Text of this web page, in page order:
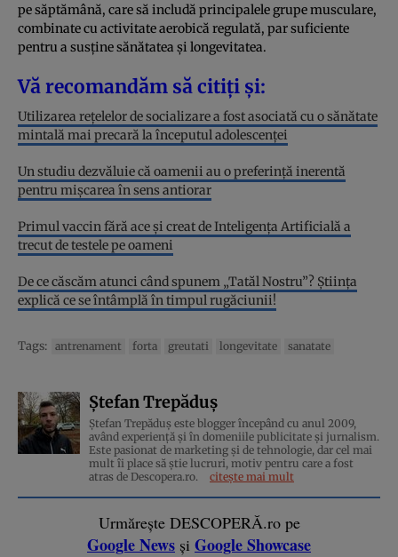
pe săptămână, care să includă principalele grupe musculare,
combinate cu activitate aerobică regulată, par suficiente
pentru a susține sănătatea și longevitatea.
Vă recomandăm să citiți și:
Utilizarea rețelelor de socializare a fost asociată cu o sănătate
mintală mai precară la începutul adolescenței
Un studiu dezvăluie că oamenii au o preferință inerentă
pentru mișcarea în sens antiorar
Primul vaccin fără ace și creat de Inteligența Artificială a
trecut de testele pe oameni
De ce căscăm atunci când spunem „Tatăl Nostru”? Știința
explică ce se întâmplă în timpul rugăciunii!
Tags: antrenament forta greutati longevitate sanatate
Ștefan Trepăduș
Ștefan Trepăduș este blogger începând cu anul 2009,
având experiență și în domeniile publicitate și jurnalism.
Este pasionat de marketing și de tehnologie, dar cel mai
mult îi place să știe lucruri, motiv pentru care a fost
atras de Descopera.ro.
citește mai mult
Urmărește DESCOPERĂ.ro pe
Google News și Google Showcase